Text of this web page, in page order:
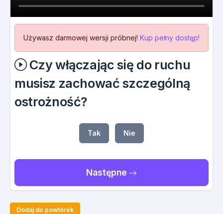
Używasz darmowej wersji próbnej! Kup pełny dostęp!
Czy włączając się do ruchu
musisz zachować szczególną
ostrożność?
Tak Nie
Następne
Dodaj do powtórek